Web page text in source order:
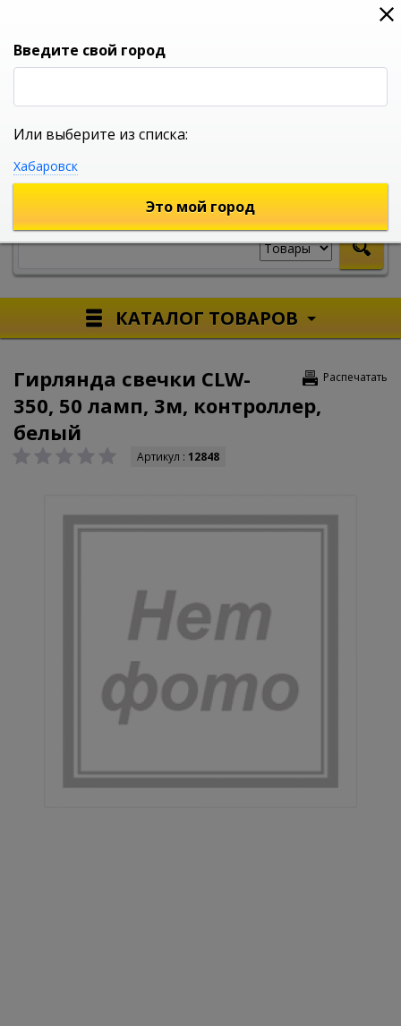
0
УНИВЕРСАЛЬНЫЙ ИНТЕРНЕТ МАГАЗИН
КАТАЛОГ ТОВАРОВ
Распечатать
Гирлянда свечки СLW-
350, 50 ламп, 3м, контроллер,
белый
Артикул : 12848
Введите свой город
Или выберите из списка:
Хабаровск
Это мой город